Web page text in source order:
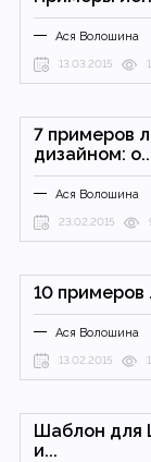
Ася Волошина
13.03.2015
7 примеров
дизайном:
Ася Волошина
23.02.2015
10 примеров
Ася Волошина
13.02.2015
Шаблон для
и...